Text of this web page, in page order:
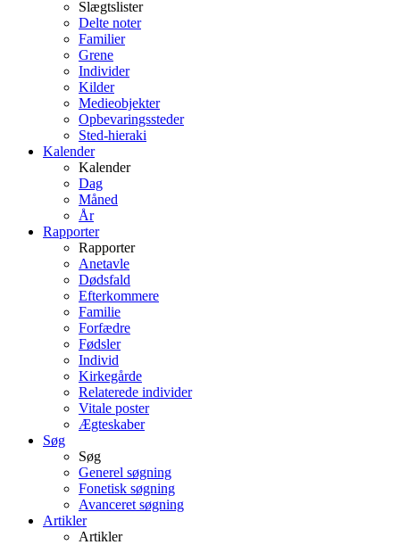
Slægtslister
Delte noter
Familier
Grene
Individer
Kilder
Medieobjekter
Opbevaringssteder
Sted-hieraki
Kalender
Kalender
Dag
Måned
År
Rapporter
Rapporter
Anetavle
Dødsfald
Efterkommere
Familie
Forfædre
Fødsler
Individ
Kirkegårde
Relaterede individer
Vitale poster
Ægteskaber
Søg
Søg
Generel søgning
Fonetisk søgning
Avanceret søgning
Artikler
Artikler